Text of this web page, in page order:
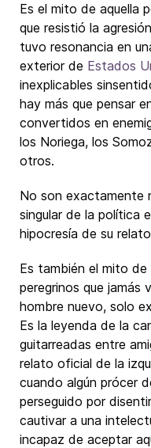
Es el mito de aquella
que resistió la
tuvo resonancia en
exterior de Estados
inexplicables
hay más que pensar
convertidos en
los Noriega, los
otros.
No son exactamente
singular de la política
hipocresía de su relato
Es también el mito de
peregrinos que jamás
hombre nuevo, solo
Es la leyenda de la
guitarreadas entre
relato oficial de la
cuando algún prócer
perseguido por
cautivar a una
incapaz de aceptar